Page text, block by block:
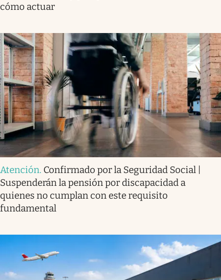
cómo actuar
Atención. Confirmado por la Seguridad Social |
Suspenderán la pensión por discapacidad a
quienes no cumplan con este requisito
fundamental